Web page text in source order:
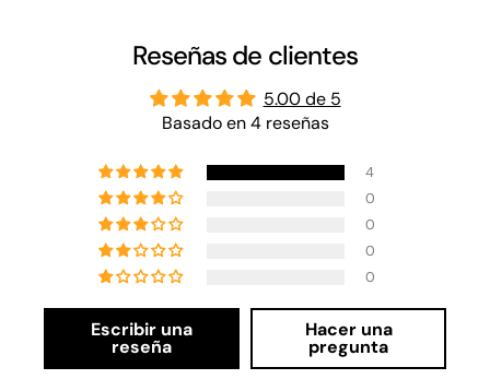
Reseñas de clientes
5.00 de 5
Basado en 4 reseñas
4
0
0
0
0
Escribir una
reseña
Hacer una
pregunta